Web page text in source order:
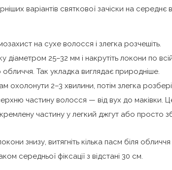
варіантів святкової зачіски на
на сухе волосся і злегка розчешіть.
діаметром 25–32 мм і накрутіть локони по
Так укладка виглядає природніше.
охолонути 2–3 хвилини, потім злегка
частину волосся — від вух до маківки.
частину у легкий джгут або просто
знизу, витягніть кілька пасм біля обличчя
середньої фіксації з відстані 30 см.